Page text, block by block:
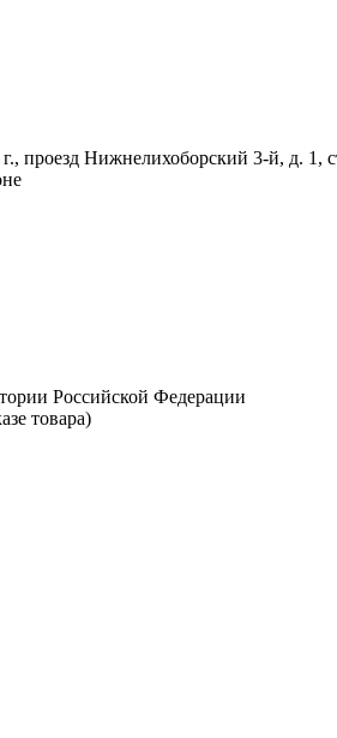
проезд Нижнелихоборский 3-й, д. 1,
Российской Федерации
товара)